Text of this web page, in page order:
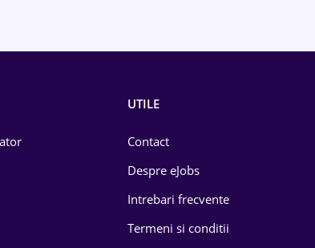
UTILE
Contact
Despre eJobs
Intrebari frecvente
Termeni si conditii